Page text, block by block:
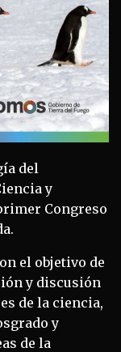
del
y
Congreso
el objetivo de
y discusión
de la ciencia,
y
de la